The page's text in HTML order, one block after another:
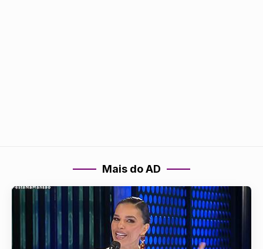
Mais do AD